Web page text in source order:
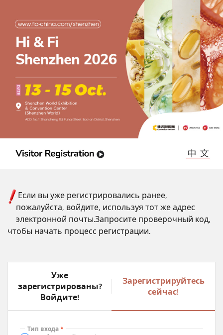
основному
содержанию
Если вы уже регистрировались ранее,
пожалуйста, войдите, используя тот же адрес
электронной почты.Запросите проверочный код,
чтобы начать процесс регистрации.
Уже
зарегистрированы?
Войдите!
Зарегистрируйтесь
сейчас!
(
c
Тип входа